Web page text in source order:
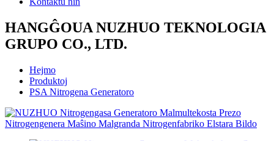
HANGĜOUA NUZHUO TEKNOLOGIA
GRUPO CO., LTD.
Hejmo
Produktoj
PSA Nitrogena Generatoro